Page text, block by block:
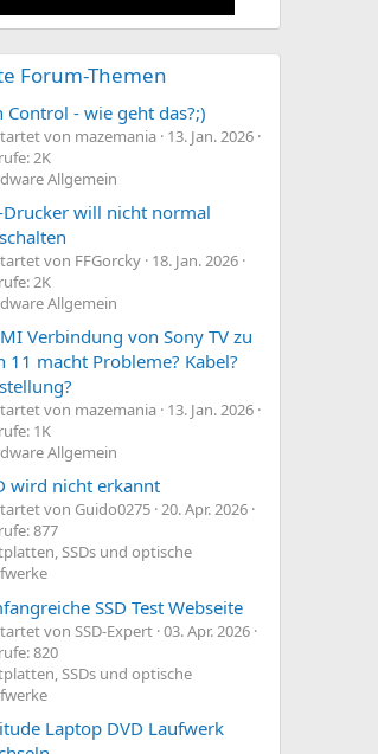
Forum-Themen
Control - wie geht das?;)
von mazemania 13. Jan. 2026
2K
Allgemein
Drucker will nicht normal
von FFGorcky 18. Jan. 2026
2K
Allgemein
Verbindung von Sony TV zu
11 macht Probleme? Kabel?
von mazemania 13. Jan. 2026
1K
Allgemein
wird nicht erkannt
von Guido0275 20. Apr. 2026
877
SSDs und optische
SSD Test Webseite
von SSD-Expert 03. Apr. 2026
820
SSDs und optische
Laptop DVD Laufwerk